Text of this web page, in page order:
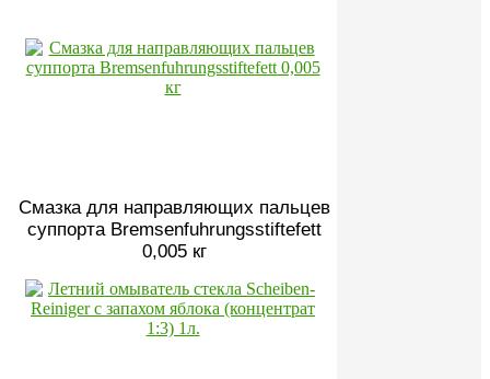
Смазка для направляющих пальцев
суппорта Bremsenfuhrungsstiftefett
0,005 кг